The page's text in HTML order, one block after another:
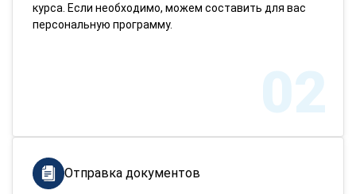
курса. Если необходимо, можем составить для вас
персональную программу.
02
Отправка документов